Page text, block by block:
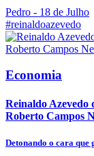
Pedro - 18 de Julho
#reinaldoazevedo
Economia
Reinaldo Azevedo
Roberto Campos
Detonando o cara que